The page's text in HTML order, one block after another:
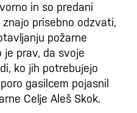
in so predani
prisebno odzvati,
požarne
prav, da svoje
ko jih potrebujejo
gasilcem pojasnil
Celje Aleš Skok.